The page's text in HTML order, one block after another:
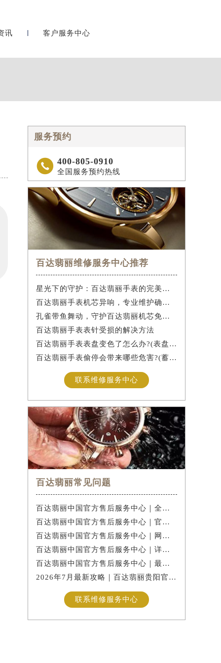
讯 客户服务中心
服务预约
 400-805-0910
全国服务预约热线
百达翡丽维修服务中心推荐
星光下的守护：百达翡丽手表的完美维护之道
百达翡丽手表机芯异响，专业维护确保精准运行
孔雀带鱼舞动，守护百达翡丽机芯免受水祸
百达翡丽手表表针受损的解决方法
百达翡丽手表表盘变色了怎么办?(表盘变色的解决方法)
百达翡丽手表偷停会带来哪些危害?(蓄谋已久的危害)
联系维修服务中心
百达翡丽常见问题
百达翡丽中国官方售后服务中心｜全新电话和网点地址权威信息公示（2026年7月最新）
百达翡丽中国官方售后服务中心｜官方电话及详细网点地址权威信息公示（2026年7月最新）
百达翡丽中国官方售后服务中心｜网点地址与售后电话权威信息公示（2026年7月最新）
百达翡丽中国官方售后服务中心｜详细地址及官方客服热线权威信息公示（2026年7月最新）
百达翡丽中国官方售后服务中心｜最新维修地址与官方电话权威信息公示（2026年7月最新）
2026年7月最新攻略｜百达翡丽贵阳官方专柜信息核验，客服热线权威发布
联系维修服务中心